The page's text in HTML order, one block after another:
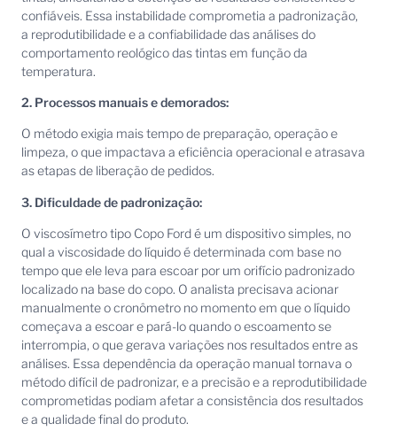
confiáveis. Essa instabilidade comprometia a padronização,
a reprodutibilidade e a confiabilidade das análises do
comportamento reológico das tintas em função da
temperatura.
2. Processos manuais e demorados:
O método exigia mais tempo de preparação, operação e
limpeza, o que impactava a eficiência operacional e atrasava
as etapas de liberação de pedidos.
3. Dificuldade de padronização:
O viscosímetro tipo Copo Ford é um dispositivo simples, no
qual a viscosidade do líquido é determinada com base no
tempo que ele leva para escoar por um orifício padronizado
localizado na base do copo. O analista precisava acionar
manualmente o cronômetro no momento em que o líquido
começava a escoar e pará-lo quando o escoamento se
interrompia, o que gerava variações nos resultados entre as
análises. Essa dependência da operação manual tornava o
método difícil de padronizar, e a precisão e a reprodutibilidade
comprometidas podiam afetar a consistência dos resultados
e a qualidade final do produto.